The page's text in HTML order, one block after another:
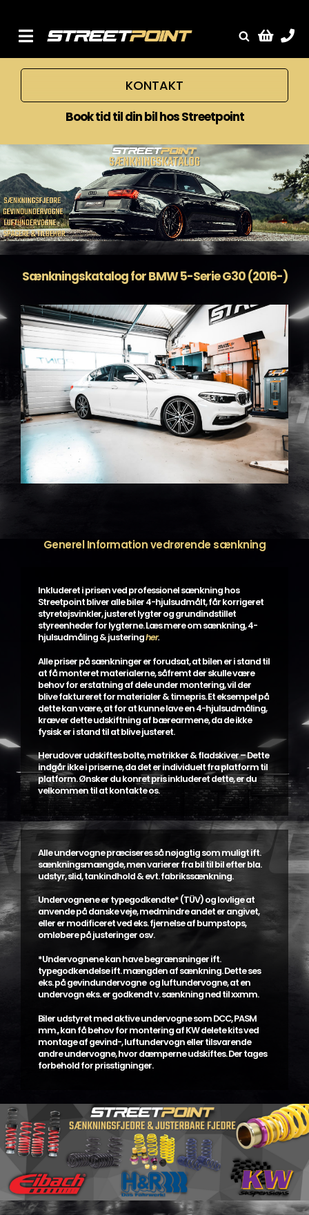
content
Toggle
Navigation
Streetcars
Tuning
Ventilrens
Værksted
KONTAKT
Book tid til din bil hos Streetpoint
Sænkningskatalog for BMW 5-Serie G30 (2016-)
Generel Information vedrørende sænkning
Inkluderet i prisen ved professionel sænkning hos
Streetpoint bliver alle biler 4-hjulsudmålt, får korrigeret
styretøjsvinkler, justeret lygter og grundindstillet
styreenheder for lygterne. Læs mere om sænkning, 4-
hjulsudmåling & justeringher.
Alle priser på sænkninger er forudsat, at bilen er i stand til
at få monteret materialerne, såfremt der skulle være
behov for erstatning af dele under montering, vil der
blive faktureret for materialer & timepris. Et eksempel på
dette kan være, at for at kunne lave en 4-hjulsudmåling,
kræver dette udskiftning af bærearmene, da de ikke
fysisk er i stand til at blive justeret.
Herudover udskiftes bolte, møtrikker & fladskiver – Dette
indgår ikke i priserne, da det er individuelt fra platform til
platform. Ønsker du konret pris inkluderet dette, er du
velkommen til at kontakte os.
Alle undervogne præciseres så nøjagtig som muligt ift.
sænkningsmængde, men varierer fra bil til bil efter bla.
udstyr, slid, tankindhold & evt. fabrikssænkning.
Undervognene er typegodkendte* (TÜV) og lovlige at
anvende på danske veje, medmindre andet er angivet,
eller er modificeret ved eks. fjernelse af bumpstops,
omløbere på justeringer osv.
*Undervognene kan have begrænsninger ift.
typegodkendelse ift. mængden af sænkning. Dette ses
eks. på gevindundervogne og luftundervogne, at en
undervogn eks. er godkendt v. sænkning ned til xxmm.
Biler udstyret med aktive undervogne som DCC, PASM
mm., kan få behov for montering af KW delete kits ved
montage af gevind-, luftundervogn eller tilsvarende
andre undervogne, hvor dæmperne udskiftes. Der tages
forbehold for prisstigninger.